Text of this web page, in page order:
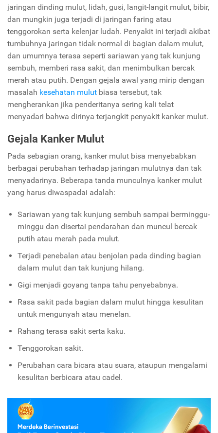
jaringan dinding mulut, lidah, gusi, langit-langit mulut, bibir,
dan mungkin juga terjadi di jaringan faring atau
tenggorokan serta kelenjar ludah. Penyakit ini terjadi akibat
tumbuhnya jaringan tidak normal di bagian dalam mulut,
dan umumnya terasa seperti sariawan yang tak kunjung
sembuh, memberi rasa sakit, dan menimbulkan bercak
merah atau putih. Dengan gejala awal yang mirip dengan
masalah kesehatan mulut biasa tersebut, tak
mengherankan jika penderitanya sering kali telat
menyadari bahwa dirinya terjangkit penyakit kanker mulut.
Gejala Kanker Mulut
Pada sebagian orang, kanker mulut bisa menyebabkan
berbagai perubahan terhadap jaringan mulutnya dan tak
menyadarinya. Beberapa tanda munculnya kanker mulut
yang harus diwaspadai adalah:
Sariawan yang tak kunjung sembuh sampai berminggu-
minggu dan disertai pendarahan dan muncul bercak
putih atau merah pada mulut.
Terjadi penebalan atau benjolan pada dinding bagian
dalam mulut dan tak kunjung hilang.
Gigi menjadi goyang tanpa tahu penyebabnya.
Rasa sakit pada bagian dalam mulut hingga kesulitan
untuk mengunyah atau menelan.
Rahang terasa sakit serta kaku.
Tenggorokan sakit.
Perubahan cara bicara atau suara, ataupun mengalami
kesulitan berbicara atau cadel.